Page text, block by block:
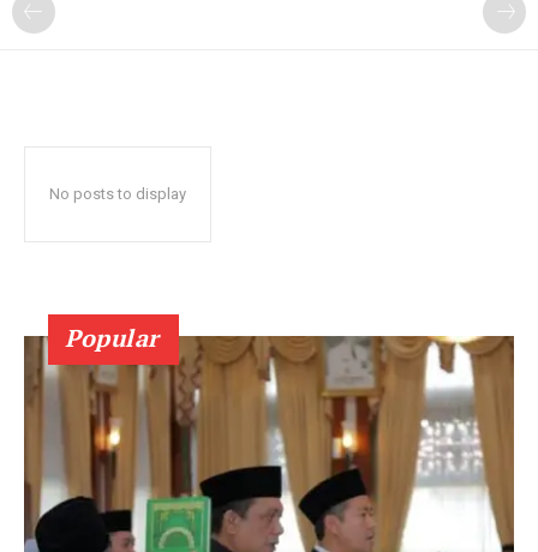
No posts to display
Popular